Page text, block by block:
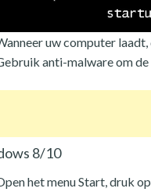
uw computer
anti-malware om
8/10
het menu Start, druk